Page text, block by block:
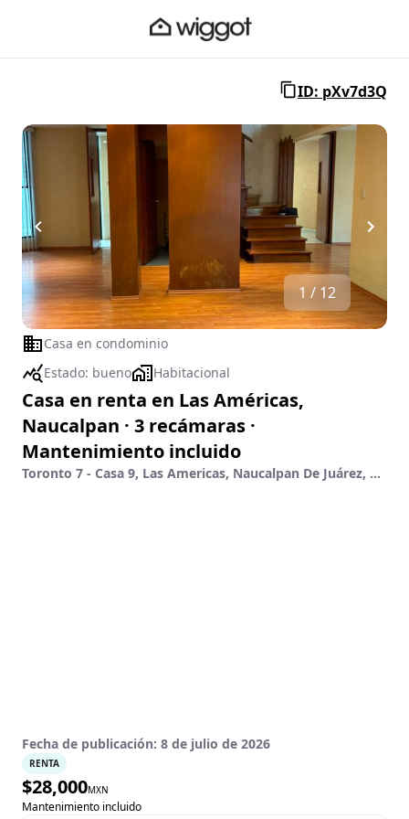
ID: pXv7d3Q
1 / 12
Casa en condominio
Estado: bueno Habitacional
Casa en renta en Las Américas,
Naucalpan · 3 recámaras ·
Mantenimiento incluido
Toronto 7 - Casa 9, Las Americas, Naucalpan De Juárez, México
Fecha de publicación: 8 de julio de 2026
RENTA
$28,000MXN
Mantenimiento incluido